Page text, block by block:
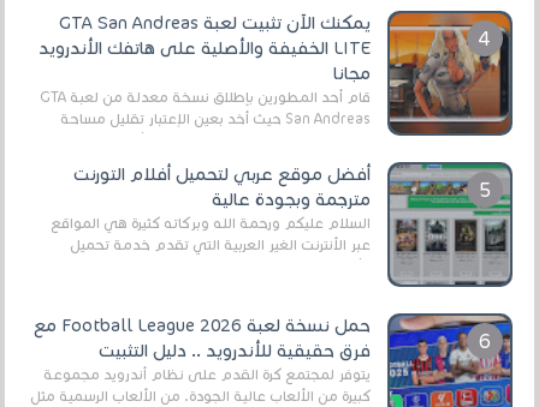
يمكنك الآن تثبيت لعبة GTA San Andreas
LITE الخفيفة والأصلية على هاتفك الأندرويد
مجانا
قام أحد المطورين بإطلاق نسخة معدلة من لعبة GTA
San Andreas حيث أخد بعين الإعتبار تقليل مساحة
أفضل موقع عربي لتحميل أفلام التورنت
مترجمة وبجودة عالية
السلام عليكم ورحمة الله وبركاته كثيرة هي المواقع
عبر الأنترنت الغير العربية التي تقدم خدمة تحميل
حمل نسخة لعبة Football League 2026 مع
فرق حقيقية للأندرويد .. دليل التثبيت
يتوفر لمجتمع كرة القدم على نظام أندرويد مجموعة
كبيرة من الألعاب عالية الجودة. من الألعاب الرسمية مثل